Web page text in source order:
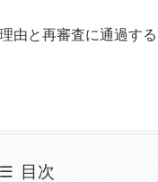
由と再審査に通過す
目次